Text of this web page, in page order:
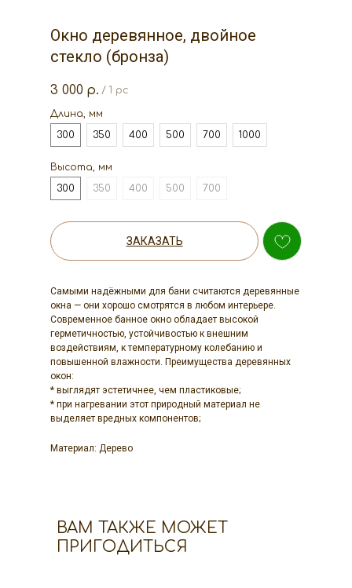
Окно деревянное, двойное
стекло (бронза)
3 000 р. / 1 pc
Длина, мм
300
350 400 500 700 1000
Высота, мм
300
350 400 500 700
ЗАКАЗАТЬ
Самыми надёжными для бани считаются деревянные
окна — они хорошо смотрятся в любом интерьере.
Современное банное окно обладает высокой
герметичностью, устойчивостью к внешним
воздействиям, к температурному колебанию и
повышенной влажности. Преимущества деревянных
окон:
* выглядят эстетичнее, чем пластиковые;
* при нагревании этот природный материал не
выделяет вредных компонентов;
Материал: Дерево
ВАМ ТАКЖЕ МОЖЕТ
ПРИГОДИТЬСЯ